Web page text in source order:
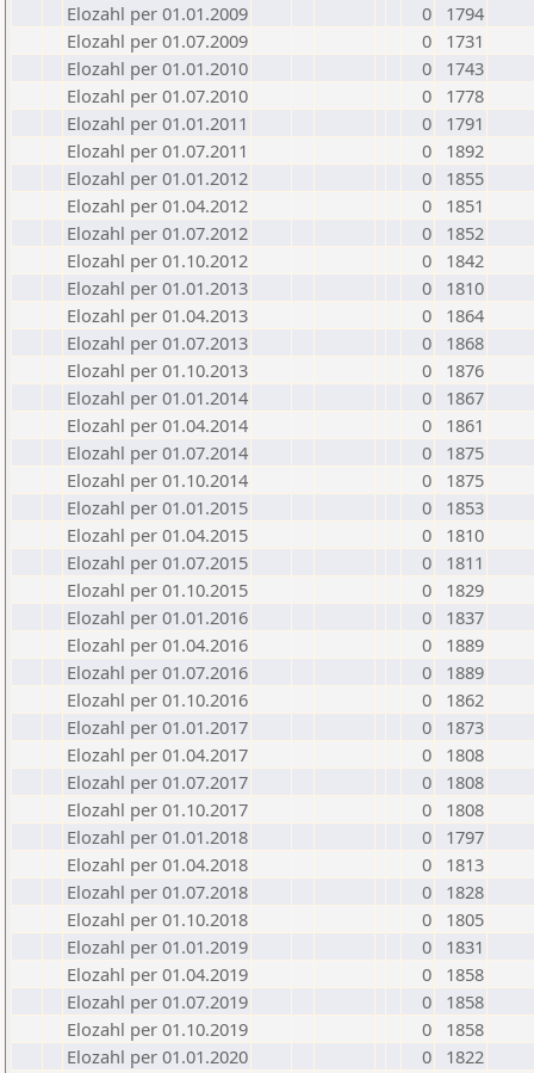
Elozahl per 01.01.2009
0
1794
Elozahl per 01.07.2009
0
1731
Elozahl per 01.01.2010
0
1743
Elozahl per 01.07.2010
0
1778
Elozahl per 01.01.2011
0
1791
Elozahl per 01.07.2011
0
1892
Elozahl per 01.01.2012
0
1855
Elozahl per 01.04.2012
0
1851
Elozahl per 01.07.2012
0
1852
Elozahl per 01.10.2012
0
1842
Elozahl per 01.01.2013
0
1810
Elozahl per 01.04.2013
0
1864
Elozahl per 01.07.2013
0
1868
Elozahl per 01.10.2013
0
1876
Elozahl per 01.01.2014
0
1867
Elozahl per 01.04.2014
0
1861
Elozahl per 01.07.2014
0
1875
Elozahl per 01.10.2014
0
1875
Elozahl per 01.01.2015
0
1853
Elozahl per 01.04.2015
0
1810
Elozahl per 01.07.2015
0
1811
Elozahl per 01.10.2015
0
1829
Elozahl per 01.01.2016
0
1837
Elozahl per 01.04.2016
0
1889
Elozahl per 01.07.2016
0
1889
Elozahl per 01.10.2016
0
1862
Elozahl per 01.01.2017
0
1873
Elozahl per 01.04.2017
0
1808
Elozahl per 01.07.2017
0
1808
Elozahl per 01.10.2017
0
1808
Elozahl per 01.01.2018
0
1797
Elozahl per 01.04.2018
0
1813
Elozahl per 01.07.2018
0
1828
Elozahl per 01.10.2018
0
1805
Elozahl per 01.01.2019
0
1831
Elozahl per 01.04.2019
0
1858
Elozahl per 01.07.2019
0
1858
Elozahl per 01.10.2019
0
1858
Elozahl per 01.01.2020
0
1822